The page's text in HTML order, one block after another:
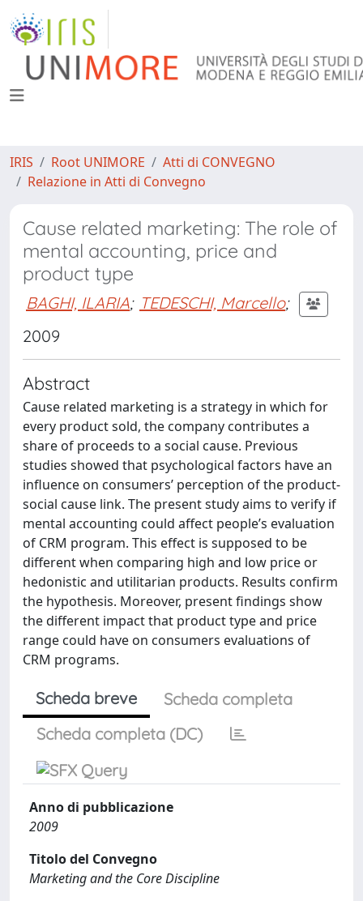
IRIS Root UNIMORE
Atti di CONVEGNO
Relazione in Atti di Convegno
Cause related marketing: The role of
mental accounting, price and
product type
BAGHI, ILARIA; TEDESCHI, Marcello;
2009
Abstract
Cause related marketing is a strategy in which for
every product sold, the company contributes a
share of proceeds to a social cause. Previous
studies showed that psychological factors have an
influence on consumers’ perception of the product-
social cause link. The present study aims to verify if
mental accounting could affect people’s evaluation
of CRM program. This effect is supposed to be
different when comparing high and low price or
hedonistic and utilitarian products. Results confirm
the hypothesis. Moreover, present findings show
the different impact that product type and price
range could have on consumers evaluations of
CRM programs.
Scheda breve
Scheda completa
Scheda completa (DC)
Anno di pubblicazione
2009
Titolo del Convegno
Marketing and the Core Discipline